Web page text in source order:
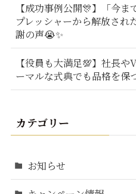
【成功事例公開🎊】「今ま
プレッシャーから解放され
謝の声😭✨
【役員も大満足💯】社長
ーマルな式典でも品格を保
カテゴリー
お知らせ